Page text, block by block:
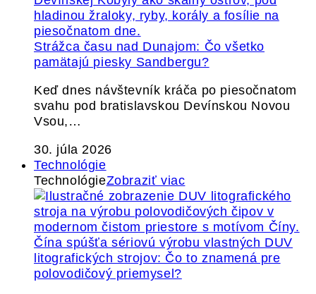
Strážca času nad Dunajom: Čo všetko
pamätajú piesky Sandbergu?
Keď dnes návštevník kráča po piesočnatom
svahu pod bratislavskou Devínskou Novou
Vsou,…
30. júla 2026
Technológie
TechnológieZobraziť viac
Čína spúšťa sériovú výrobu vlastných DUV
litografických strojov: Čo to znamená pre
polovodičový priemysel?